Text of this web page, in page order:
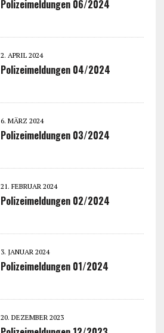
Polizeimeldungen 06/2024
2. APRIL 2024
Polizeimeldungen 04/2024
6. MÄRZ 2024
Polizeimeldungen 03/2024
21. FEBRUAR 2024
Polizeimeldungen 02/2024
3. JANUAR 2024
Polizeimeldungen 01/2024
20. DEZEMBER 2023